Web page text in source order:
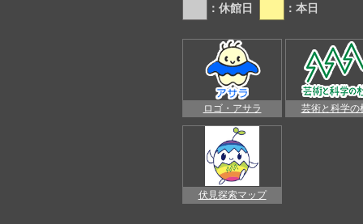
：休館日 ：本日
ロゴ・アサラ 芸術と科学の
伏見探索マップ